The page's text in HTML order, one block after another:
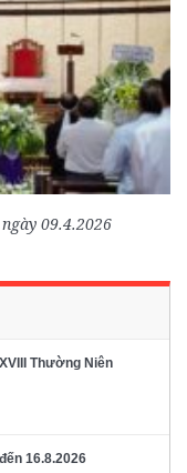
09.4.2026
Thường Niên
16.8.2026